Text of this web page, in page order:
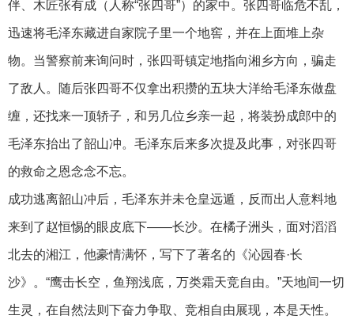
伴、木匠张有成（人称“张四哥”）的家中。张四哥临危不乱，
迅速将毛泽东藏进自家院子里一个地窖，并在上面堆上杂
物。当警察前来询问时，张四哥镇定地指向湘乡方向，骗走
了敌人。随后张四哥不仅拿出积攒的五块大洋给毛泽东做盘
缠，还找来一顶轿子，和另几位乡亲一起，将装扮成郎中的
毛泽东抬出了韶山冲。毛泽东后来多次提及此事，对张四哥
的救命之恩念念不忘。
成功逃离韶山冲后，毛泽东并未仓皇远遁，反而出人意料地
来到了赵恒惕的眼皮底下——长沙。在橘子洲头，面对滔滔
北去的湘江，他豪情满怀，写下了著名的《沁园春·长
沙》。“鹰击长空，鱼翔浅底，万类霜天竞自由。”天地间一切
生灵，在自然法则下奋力争取、竞相自由展现，本是天性。